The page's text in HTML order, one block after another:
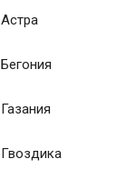
Астра
Бегония
Газания
Гвоздика